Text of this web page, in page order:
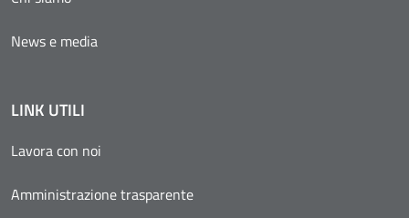
News e media
LINK UTILI
Lavora con noi
Amministrazione trasparente